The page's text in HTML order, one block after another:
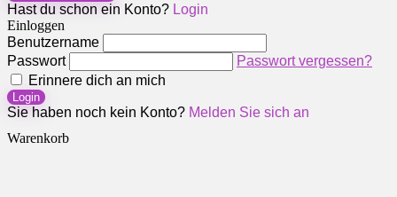
Hast du schon ein Konto? Login
Einloggen
Benutzername
Passwort
Passwort vergessen?
Erinnere dich an mich
Login
Sie haben noch kein Konto? Melden Sie sich an
Warenkorb